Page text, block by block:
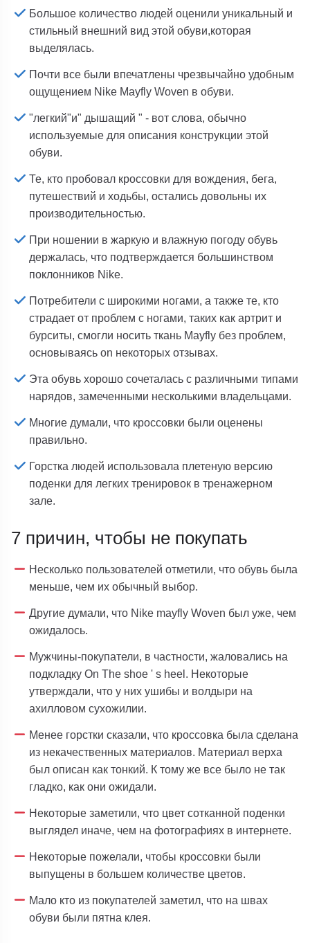
Большое количество людей оценили уникальный и
стильный внешний вид этой обуви,которая
выделялась.
Почти все были впечатлены чрезвычайно удобным
ощущением Nike Mayfly Woven в обуви.
"легкий"и" дышащий " - вот слова, обычно
используемые для описания конструкции этой
обуви.
Те, кто пробовал кроссовки для вождения, бега,
путешествий и ходьбы, остались довольны их
производительностью.
При ношении в жаркую и влажную погоду обувь
держалась, что подтверждается большинством
поклонников Nike.
Потребители с широкими ногами, а также те, кто
страдает от проблем с ногами, таких как артрит и
бурситы, смогли носить ткань Mayfly без проблем,
основываясь on некоторых отзывах.
Эта обувь хорошо сочеталась с различными типами
нарядов, замеченными несколькими владельцами.
Многие думали, что кроссовки были оценены
правильно.
Горстка людей использовала плетеную версию
поденки для легких тренировок в тренажерном
зале.
7 причин, чтобы не покупать
Несколько пользователей отметили, что обувь была
меньше, чем их обычный выбор.
Другие думали, что Nike mayfly Woven был уже, чем
ожидалось.
Мужчины-покупатели, в частности, жаловались на
подкладку On The shoe ' s heel. Некоторые
утверждали, что у них ушибы и волдыри на
ахилловом сухожилии.
Менее горстки сказали, что кроссовка была сделана
из некачественных материалов. Материал верха
был описан как тонкий. К тому же все было не так
гладко, как они ожидали.
Некоторые заметили, что цвет сотканной поденки
выглядел иначе, чем на фотографиях в интернете.
Некоторые пожелали, чтобы кроссовки были
выпущены в большем количестве цветов.
Мало кто из покупателей заметил, что на швах
обуви были пятна клея.